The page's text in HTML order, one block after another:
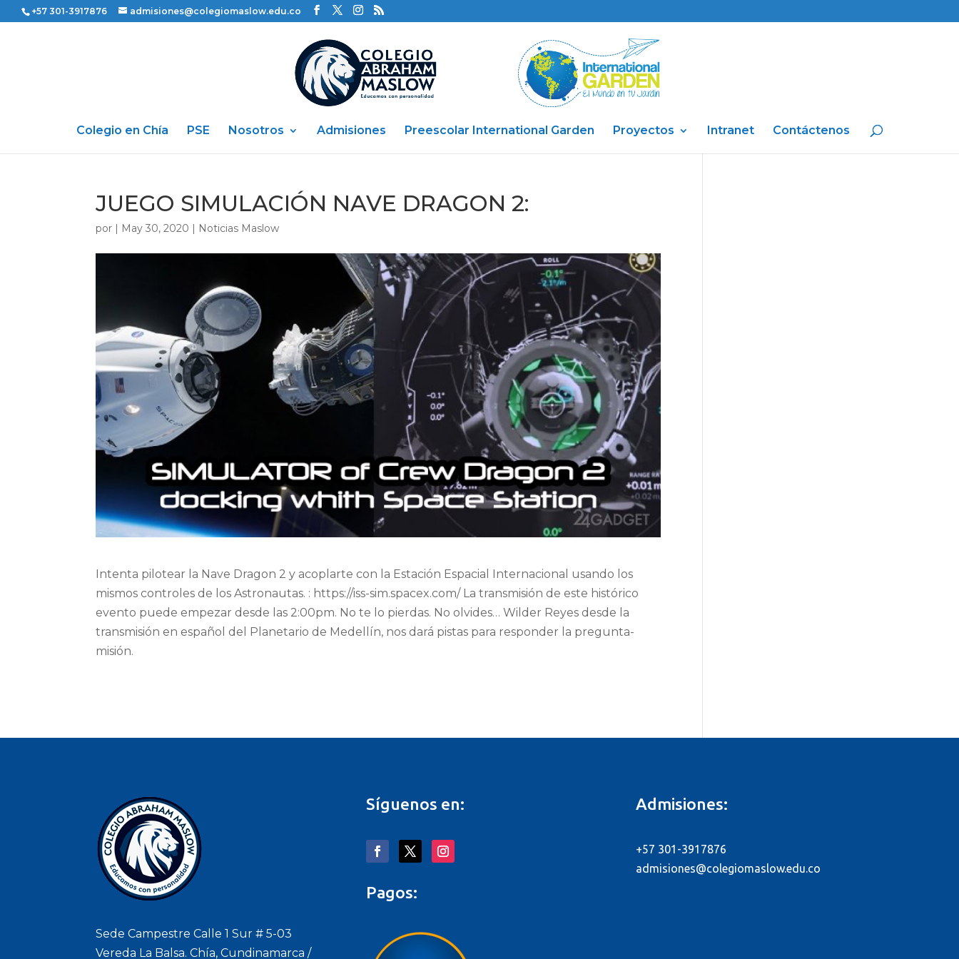
+57 301-3917876 admisiones@colegiomaslow.edu.co
Colegio en Chía PSE Nosotros Admisiones Preescolar International Garden Proyectos Intranet Contáctenos
JUEGO SIMULACIÓN NAVE DRAGON 2:
por | May 30, 2020 | Noticias Maslow
Intenta pilotear la Nave Dragon 2 y acoplarte con la Estación Espacial Internacional usando los
mismos controles de los Astronautas. : https://iss-sim.spacex.com/ La transmisión de este histórico
evento puede empezar desde las 2:00pm. No te lo pierdas. No olvides… Wilder Reyes desde la
transmisión en español del Planetario de Medellín, nos dará pistas para responder la pregunta-
misión.
Sede Campestre Calle 1 Sur # 5-03
Vereda La Balsa. Chía, Cundinamarca /
Síguenos en:
Pagos:
Admisiones:
+57 301-3917876
admisiones@colegiomaslow.edu.co